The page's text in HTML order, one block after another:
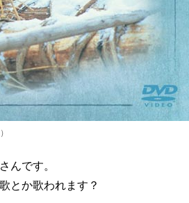
んです。
とか歌われます？